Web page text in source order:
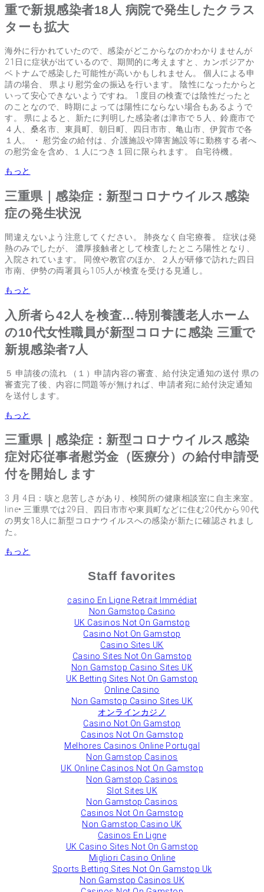
重で新規感染者18人 病院で発生したクラス
ターも拡大
海外に行かれていたので、感染がどこからなのかわかりませんが
21日に症状が出ているので、期間的に考えますと、カンボジアか
ベトナムで感染した可能性が高いかもしれません。 個人による申
請の場合、 県より慰労金の振込を行います。 陰性になったからと
いって安心できないようですね。 1度目の検査では陰性だったと
のことなので、時期によっては陽性にならない場合もあるようで
す。 県によると、新たに判明した感染者は津市で５人、鈴鹿市で
４人、桑名市、東員町、朝日町、四日市市、亀山市、伊賀市で各
１人。 ・ 慰労金の給付は、介護施設や障害施設等に勤務する者へ
の慰労金を含め、１人につき１回に限られます。 自宅待機。
もっと
三重県｜感染症：新型コロナウイルス感染
症の発生状況
間違えないよう注意してください。 肺炎なく自宅療養。 症状は発
熱のみでしたが、 濃厚接触者として検査したところ陽性となり、
入院されています。 同僚や教官のほか、２人が研修で訪れた四日
市南、伊勢の両署員ら105人が検査を受ける見通し。
もっと
入所者ら42人を検査…特別養護老人ホーム
の10代女性職員が新型コロナに感染 三重で
新規感染者7人
５ 申請後の流れ （１）申請内容の審査、給付決定通知の送付 県の
審査完了後、内容に問題等が無ければ、申請者宛に給付決定通知
を送付します。
もっと
三重県｜感染症：新型コロナウイルス感染
症対応従事者慰労金（医療分）の給付申請受
付を開始します
3 月 4日：咳と息苦しさがあり、検閲所の健康相談室に自主来室。
line• 三重県では29日、四日市市や東員町などに住む20代から90代
の男女18人に新型コロナウイルスへの感染が新たに確認されまし
た。
もっと
Staff favorites
сasino En Ligne Retrait Immédiat
Non Gamstop Casino
UK Casinos Not On Gamstop
Casino Not On Gamstop
Casino Sites UK
Casino Sites Not On Gamstop
Non Gamstop Casino Sites UK
UK Betting Sites Not On Gamstop
Online Casino
Non Gamstop Casino Sites UK
オンラインカジノ
Casino Not On Gamstop
Casinos Not On Gamstop
Melhores Casinos Online Portugal
Non Gamstop Casinos
UK Online Casinos Not On Gamstop
Non Gamstop Casinos
Slot Sites UK
Non Gamstop Casinos
Casinos Not On Gamstop
Non Gamstop Casino UK
Casinos En Ligne
UK Casino Sites Not On Gamstop
Migliori Casino Online
Sports Betting Sites Not On Gamstop Uk
Non Gamstop Casinos UK